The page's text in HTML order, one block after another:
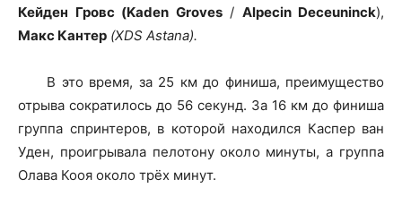
Кейден Гровс (Kaden Groves/ Alpecin Deceuninck),
Макс Кантер (XDS Astana).
В это время, за 25 км до финиша, преимущество
отрыва сократилось до 56 секунд. За 16 км до финиша
группа спринтеров, в которой находился Каспер ван
Уден, проигрывала пелотону около минуты, а группа
Олава Кооя около трёх минут.